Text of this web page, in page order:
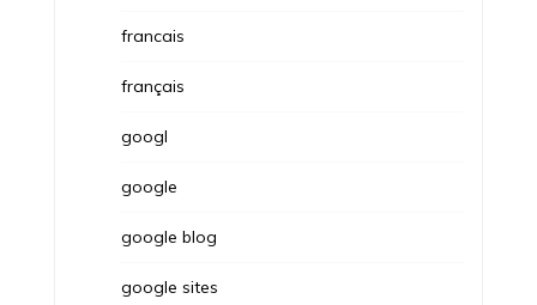
francais
français
googl
google
google blog
google sites